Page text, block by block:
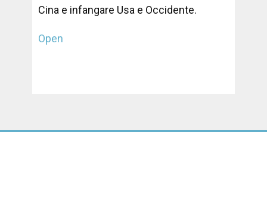
Cina e infangare Usa e Occidente.
Open